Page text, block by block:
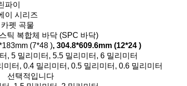
파이
이 시리즈
펫 곡물
틱 복합체 바닥 (SPC 바닥)
(7*48 ), 304.8*609.6mm (12*24 )
, 5 밀리미터, 5.5 밀리미터, 6 밀리미터
미터, 0.4 밀리미터, 0.5 밀리미터, 0.6 밀리미터
선택적입니다